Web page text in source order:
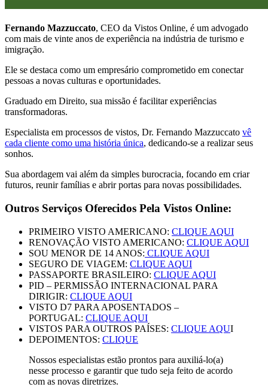
Fernando Mazzuccato, CEO da Vistos Online, é um advogado
com mais de vinte anos de experiência na indústria de turismo e
imigração.
Ele se destaca como um empresário comprometido em conectar
pessoas a novas culturas e oportunidades.
Graduado em Direito, sua missão é facilitar experiências
transformadoras.
Especialista em processos de vistos, Dr. Fernando Mazzuccato vê
cada cliente como uma história única, dedicando-se a realizar seus
sonhos.
Sua abordagem vai além da simples burocracia, focando em criar
futuros, reunir famílias e abrir portas para novas possibilidades.
Outros Serviços Oferecidos Pela Vistos Online:
PRIMEIRO VISTO AMERICANO: CLIQUE AQUI
RENOVAÇÃO VISTO AMERICANO: CLIQUE AQUI
SOU MENOR DE 14 ANOS: CLIQUE AQUI
SEGURO DE VIAGEM: CLIQUE AQUI
PASSAPORTE BRASILEIRO: CLIQUE AQUI
PID – PERMISSÃO INTERNACIONAL PARA
DIRIGIR: CLIQUE AQUI
VISTO D7 PARA APOSENTADOS –
PORTUGAL: CLIQUE AQUI
VISTOS PARA OUTROS PAÍSES: CLIQUE AQUI
DEPOIMENTOS: CLIQUE
Nossos especialistas estão prontos para auxiliá-lo(a)
nesse processo e garantir que tudo seja feito de acordo
com as novas diretrizes.